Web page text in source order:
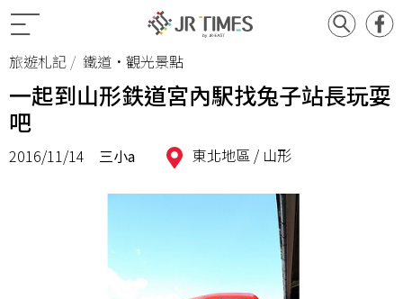
旅遊札記 鐵道•觀光景點
一起到山形鉄道宮內駅找兔子站長玩耍
吧
2016/11/14 三小a 東北地區 / 山形